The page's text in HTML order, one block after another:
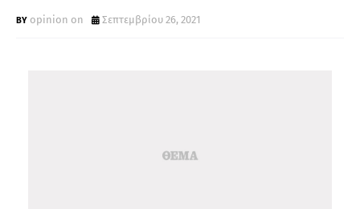
opinion on Σεπτεμβρίου 26, 2021